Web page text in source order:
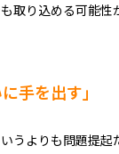
取り込める可能性
手を出す」
うよりも問題提起